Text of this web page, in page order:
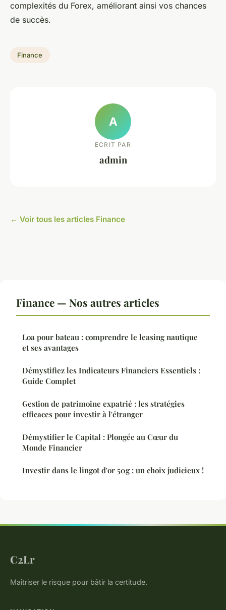
complexités du Forex, améliorant ainsi vos chances
de succès.
Finance
A
ECRIT PAR
admin
← Voir tous les articles Finance
Finance — Nos autres articles
Loa pour bateau : comprendre le leasing nautique
et ses avantages
Démystifiez les Indicateurs Financiers Essentiels :
Guide Complet
Gestion de patrimoine expatrié : les stratégies
efficaces pour investir à l'étranger
Démystifier le Capital : Plongée au Cœur du
Monde Financier
Investir dans le lingot d'or 50g : un choix judicieux !
C2Lr
Maîtriser le risque pour bâtir la certitude.